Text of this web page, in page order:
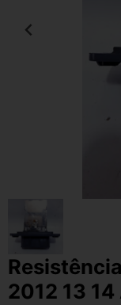
2012 13